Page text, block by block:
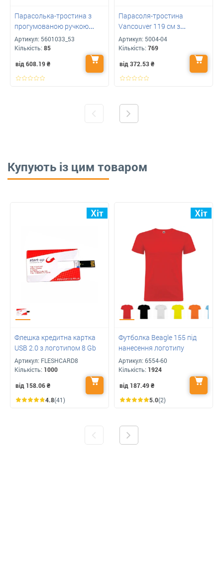
Парасолька-тростина з
прогумованою ручкою
CANCAN для друку вашого
логотипу
Артикул: 5601033_53
Кількість: 85
від 608.19₴
Парасоля-тростина
Vancouver 119 см з
логотипом компанії
Артикул: 5004-04
Кількість: 769
від 372.53₴
Купують із цим товаром
Флешка кредитна картка
USB 2.0 з логотипом 8 Gb
Артикул: FLESHCARD8
Кількість: 1000
від 158.06₴
4.8(41)
Футболка Beagle 155 під
нанесення логотипу
Артикул: 6554-60
Кількість: 1924
від 187.49₴
5.0(2)